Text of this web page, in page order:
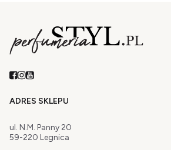
ADRES SKLEPU
ul. N.M. Panny 20
59-220 Legnica